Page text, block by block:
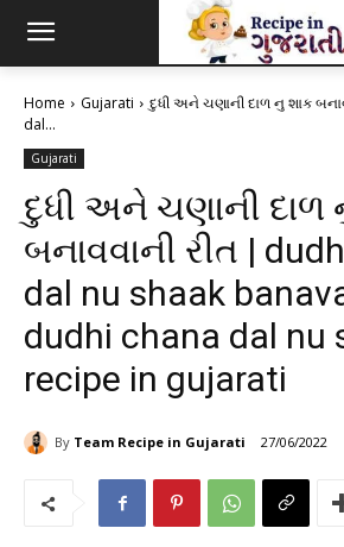
Home Gujarati
દુધી અને ચણાની દાળ નુ શાક
dal...
Gujarati
દુધી અને ચણાની દાળ
બનાવવાની રીત |
dal nu shaak
dudhi chana dal nu
recipe in gujarati
By Team Recipe in Gujarati 27/06/2022